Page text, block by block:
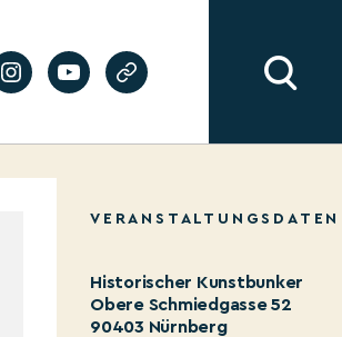
VERANSTALTUNGSDATEN
Historischer Kunstbunker
Obere Schmiedgasse 52
90403 Nürnberg